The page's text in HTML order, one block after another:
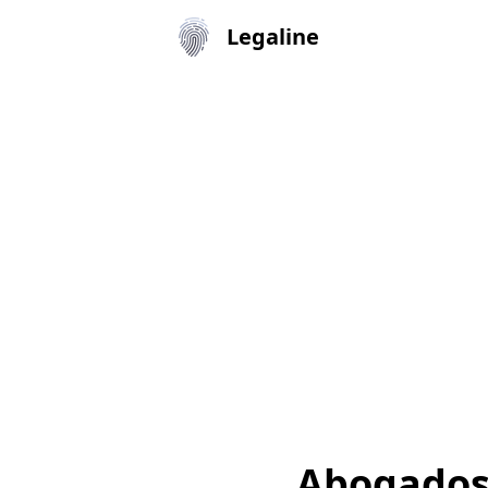
Legaline